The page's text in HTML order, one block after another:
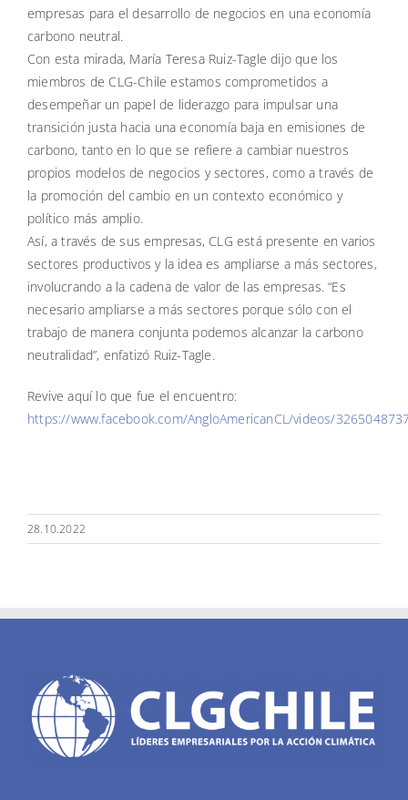
empresas para el desarrollo de negocios en una economía
carbono neutral.
Con esta mirada, María Teresa Ruiz-Tagle dijo que los
miembros de CLG-Chile estamos comprometidos a
desempeñar un papel de liderazgo para impulsar una
transición justa hacia una economía baja en emisiones de
carbono, tanto en lo que se refiere a cambiar nuestros
propios modelos de negocios y sectores, como a través de
la promoción del cambio en un contexto económico y
político más amplio.
Así, a través de sus empresas, CLG está presente en varios
sectores productivos y la idea es ampliarse a más sectores,
involucrando a la cadena de valor de las empresas. “Es
necesario ampliarse a más sectores porque sólo con el
trabajo de manera conjunta podemos alcanzar la carbono
neutralidad”, enfatizó Ruiz-Tagle.
Revive aquí lo que fue el encuentro:
https://www.facebook.com/AngloAmericanCL/videos/
28.10.2022